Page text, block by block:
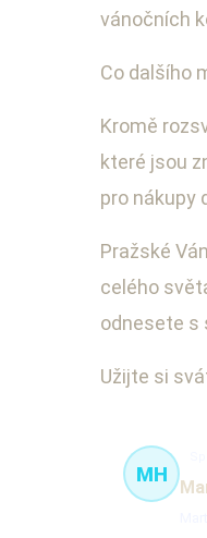
vánočních
Co dalšího
Kromě
které jsou
pro nákupy
Pražské
celého
odnesete s
Užijte si
MH